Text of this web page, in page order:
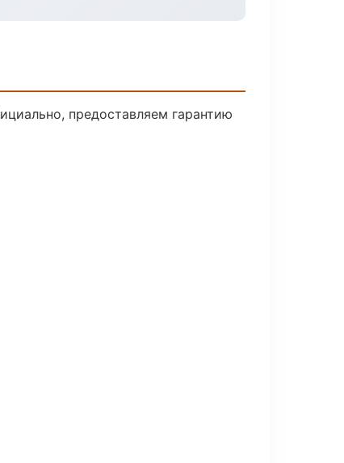
предоставляем гарантию